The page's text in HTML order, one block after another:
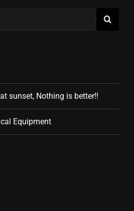
sunset, Nothing is better!!
Equipment